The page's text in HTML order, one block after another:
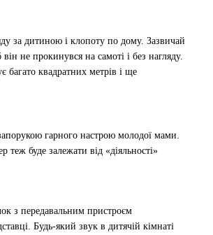
за дитиною і клопоту по дому. Зазвичай
не прокинувся на самоті і без нагляду.
багато квадратних метрів і ще
гарного настрою молодої мами.
буде залежати від «діяльності»
з передавальним пристроєм
Будь-який звук в дитячій кімнаті